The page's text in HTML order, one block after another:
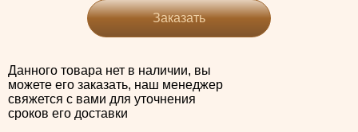
Заказать
Данного товара нет в наличии, вы
можете его заказать, наш менеджер
свяжется с вами для уточнения
сроков его доставки